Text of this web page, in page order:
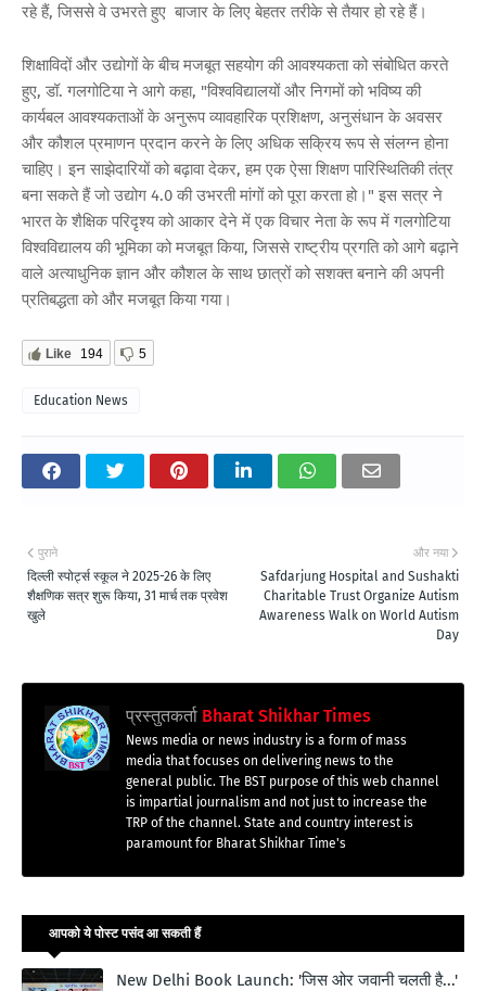
रहे हैं, जिससे वे उभरते हुए बाजार के लिए बेहतर तरीके से तैयार हो रहे हैं।
शिक्षाविदों और उद्योगों के बीच मजबूत सहयोग की आवश्यकता को संबोधित करते
हुए, डॉ. गलगोटिया ने आगे कहा, "विश्वविद्यालयों और निगमों को भविष्य की
कार्यबल आवश्यकताओं के अनुरूप व्यावहारिक प्रशिक्षण, अनुसंधान के अवसर
और कौशल प्रमाणन प्रदान करने के लिए अधिक सक्रिय रूप से संलग्न होना
चाहिए। इन साझेदारियों को बढ़ावा देकर, हम एक ऐसा शिक्षण पारिस्थितिकी तंत्र
बना सकते हैं जो उद्योग 4.0 की उभरती मांगों को पूरा करता हो।" इस सत्र ने
भारत के शैक्षिक परिदृश्य को आकार देने में एक विचार नेता के रूप में गलगोटिया
विश्वविद्यालय की भूमिका को मजबूत किया, जिससे राष्ट्रीय प्रगति को आगे बढ़ाने
वाले अत्याधुनिक ज्ञान और कौशल के साथ छात्रों को सशक्त बनाने की अपनी
प्रतिबद्धता को और मजबूत किया गया।
Like 194 5
Education News
और नया
Safdarjung Hospital and Sushakti
Charitable Trust Organize Autism
Awareness Walk on World Autism
Day
पुराने
दिल्ली स्पोर्ट्स स्कूल ने 2025-26 के लिए
शैक्षणिक सत्र शुरू किया, 31 मार्च तक प्रवेश
खुले
प्रस्तुतकर्ता Bharat Shikhar Times
News media or news industry is a form of mass
media that focuses on delivering news to the
general public. The BST purpose of this web channel
is impartial journalism and not just to increase the
TRP of the channel. State and country interest is
paramount for Bharat Shikhar Time's
आपको ये पोस्ट पसंद आ सकती हैं
New Delhi Book Launch: 'जिस ओर जवानी चलती है...'